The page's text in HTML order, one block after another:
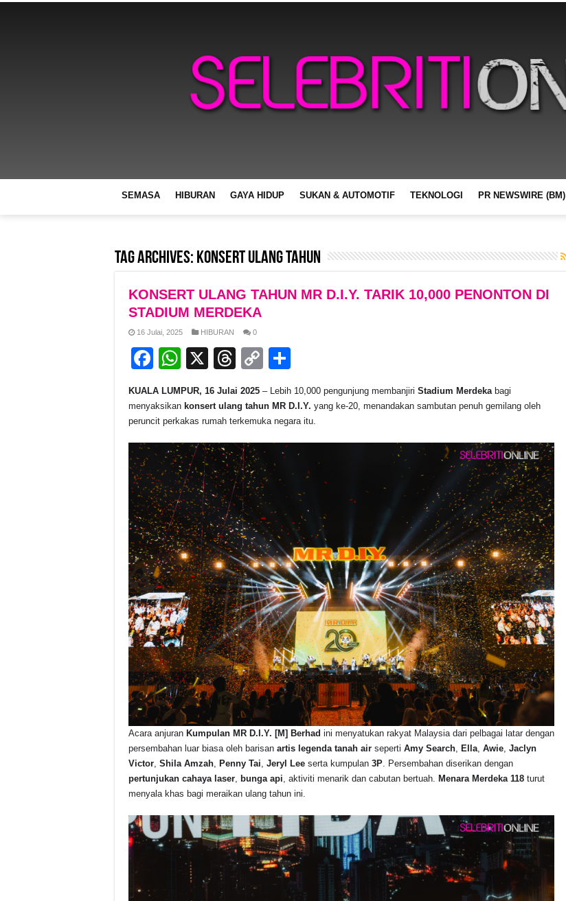
SEMASA HIBURAN GAYA HIDUP SUKAN & AUTOMOTIF TEKNOLOGI PR NEWSWIRE (BM)
Tag Archives: Konsert Ulang Tahun
KONSERT ULANG TAHUN MR D.I.Y. TARIK 10,000 PENONTON DI
STADIUM MERDEKA
16 Julai, 2025 HIBURAN 0
F
c
e
b
o
o
k
W
at
s
A
p
p
X
T
e
a
d
s
C
p
y
Li
n
k
ar
e
KUALA LUMPUR, 16 Julai 2025 – Lebih 10,000 pengunjung membanjiri Stadium Merdeka bagi
menyaksikan konsert ulang tahun MR D.I.Y. yang ke-20, menandakan sambutan penuh gemilang oleh
peruncit perkakas rumah terkemuka negara itu.
Acara anjuran Kumpulan MR D.I.Y. [M] Berhad ini menyatukan rakyat Malaysia dari pelbagai latar dengan
persembahan luar biasa oleh barisan artis legenda tanah air seperti Amy Search Ella Awie Jaclyn
Victor Shila Amzah Penny Tai Jeryl Lee serta kumpulan 3P . Persembahan diserikan dengan
pertunjukan cahaya laser
bunga api , aktiviti menarik dan cabutan bertuah. Menara Merdeka 118 turut
menyala khas bagi meraikan ulang tahun ini.